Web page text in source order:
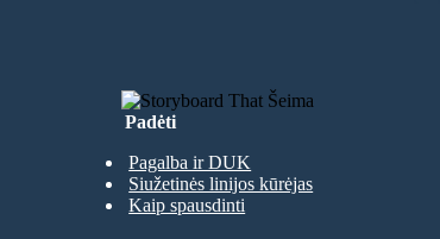
Padėti
Pagalba ir DUK
Siužetinės linijos kūrėjas
Kaip spausdinti